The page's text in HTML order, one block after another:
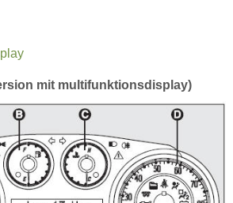
mit multifunktionsdisplay)